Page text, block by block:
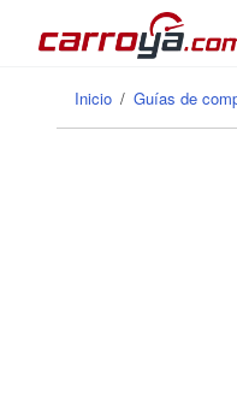
Pasar al contenido principal
Se encuentra
Inicio / Guías de